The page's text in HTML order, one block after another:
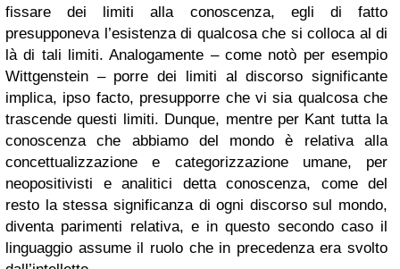
fissare dei limiti alla conoscenza, egli di fatto
presupponeva l’esistenza di qualcosa che si colloca al di
là di tali limiti. Analogamente – come notò per esempio
Wittgenstein – porre dei limiti al discorso significante
implica, ipso facto, presupporre che vi sia qualcosa che
trascende questi limiti. Dunque, mentre per Kant tutta la
conoscenza che abbiamo del mondo è relativa alla
concettualizzazione e categorizzazione umane, per
neopositivisti e analitici detta conoscenza, come del
resto la stessa significanza di ogni discorso sul mondo,
diventa parimenti relativa, e in questo secondo caso il
linguaggio assume il ruolo che in precedenza era svolto